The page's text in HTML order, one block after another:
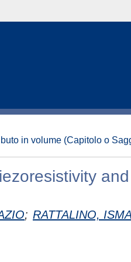
in volume (Capitolo o
; RATTALINO,